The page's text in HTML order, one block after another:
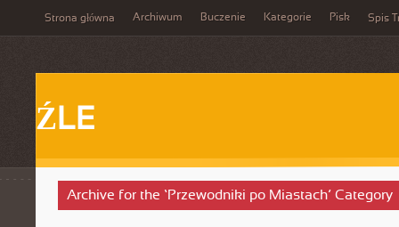
Strona główna Archiwum Buczenie Kategorie Pisk Spis
ŹLE
Archive for the ‘Przewodniki po Miastach’ Category